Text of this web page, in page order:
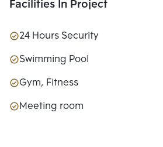
Facilities In Project
24 Hours Security
Swimming Pool
Gym, Fitness
Meeting room